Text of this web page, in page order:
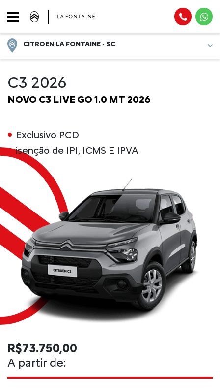
CITROEN LA FONTAINE - SC
C3 2026
NOVO C3 LIVE GO 1.0 MT 2026
R$73.750,00
A partir de:
Exclusivo PCD
isenção de IPI, ICMS E IPVA